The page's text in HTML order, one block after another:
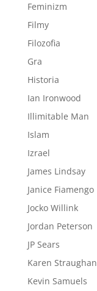
Feminizm
Filmy
Filozofia
Gra
Historia
Ian Ironwood
Illimitable Man
Islam
Izrael
James Lindsay
Janice Fiamengo
Jocko Willink
Jordan Peterson
JP Sears
Karen Straughan
Kevin Samuels